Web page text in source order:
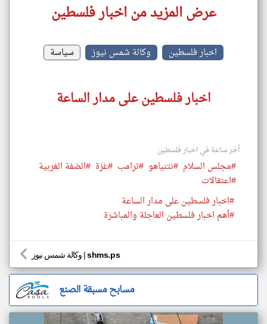
عرض المزيد من اخبار فلسطين
اخبار فلسطين وكالة شمس نيوز سياسة
اخبار فلسطين على مدار الساعة
أخر ساعة في اخبار فلسطين
#مجلس السلام #نتنياهو #ترامب #غزة #الضفة الغربية
#اعتقالات
#اخبار فلسطين على مدار الساعة
#أهم اخبار فلسطين العاجلة والمباشرة
وكالة شمس نيوز |shms.ps
مسابح مسبقة الصنع